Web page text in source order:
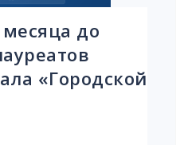
до
«Городской